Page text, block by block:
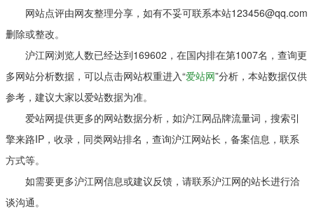
网站点评由网友整理分享，如有不妥可联系本站123456@qq.com
删除或整改。
沪江网浏览人数已经达到169602，在国内排在第1007名，查询更
多网站分析数据，可以点击网站权重进入“爱站网”分析，本站数据仅供
参考，建议大家以爱站数据为准。
爱站网提供更多的网站数据分析，如沪江网品牌流量词，搜索引
擎来路IP，收录，同类网站排名，查询沪江网站长，备案信息，联系
方式等。
如需要更多沪江网信息或建议反馈，请联系沪江网的站长进行洽
谈沟通。